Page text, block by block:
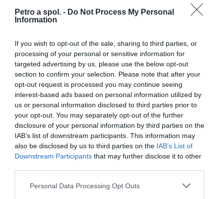
Petro a spol. - Do Not Process My Personal
Information
If you wish to opt-out of the sale, sharing to third parties, or
processing of your personal or sensitive information for
targeted advertising by us, please use the below opt-out
section to confirm your selection. Please note that after your
opt-out request is processed you may continue seeing
interest-based ads based on personal information utilized by
us or personal information disclosed to third parties prior to
your opt-out. You may separately opt-out of the further
disclosure of your personal information by third parties on the
IAB’s list of downstream participants. This information may
also be disclosed by us to third parties on the IAB’s List of
Downstream Participants that may further disclose it to other
Personal Data Processing Opt Outs
Určené pre modely:
Yamaha Motorcycle
XTZ750 Super Tenere3LD,3WM 90-97
0.0